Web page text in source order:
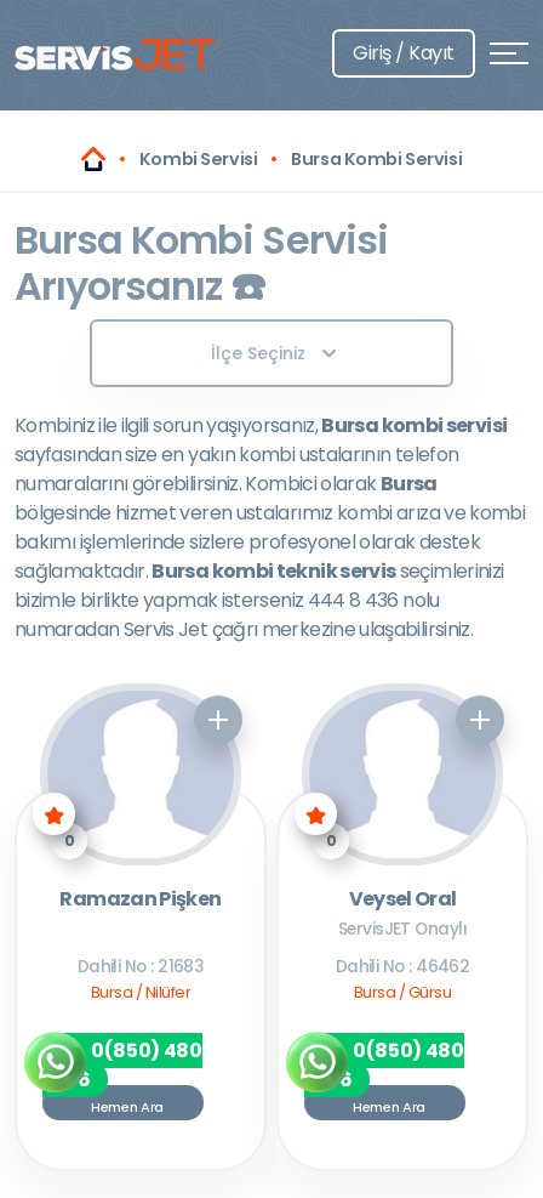
Giriş / Kayıt
Kombi Servisi Bursa Kombi Servisi
Bursa Kombi Servisi
Arıyorsanız ☎️
İlçe Seçiniz
Kombiniz ile ilgili sorun yaşıyorsanız,Bursa kombi servisi
sayfasından size en yakın kombi ustalarının telefon
numaralarını görebilirsiniz. Kombici olarakBursa
bölgesinde hizmet veren ustalarımız kombi arıza ve kombi
bakımı işlemlerinde sizlere profesyonel olarak destek
sağlamaktadır.Bursa kombi teknik servisseçimlerinizi
bizimle birlikte yapmak isterseniz 444 8 436 nolu
numaradan Servis Jet çağrı merkezine ulaşabilirsiniz.
0
Ramazan Pişken
Dahili No : 21683
Bursa / Nilüfer
0(850) 480
7256
Hemen Ara
0
Veysel Oral
ServisJET Onaylı
Dahili No : 46462
Bursa / Gürsu
0(850) 480
7256
Hemen Ara